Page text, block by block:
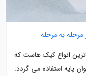
به مرحله
انواع کیک هاست که
پایه استفاده می گردد.